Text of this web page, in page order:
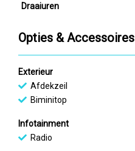
Draaiuren
Opties & Accessoires
Exterieur
Afdekzeil
Biminitop
Infotainment
Radio